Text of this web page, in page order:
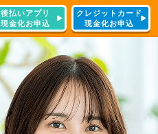
後払いアプリ
現金化お申込
クレジットカード
現金化お申込